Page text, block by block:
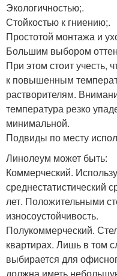
Экологичностью;.
Стойкостью к гниению;.
Простотой монтажа и
Большим выбором
При этом стоит учесть,
к повышенным
растворителям.
температура резко
минимальной.
Подвиды по месту
Линолеум может быть:
Коммерческий.
среднестатистический
лет. Положительными
износоустойчивость.
Полукоммерческий.
квартирах. Лишь в том
выбирается для